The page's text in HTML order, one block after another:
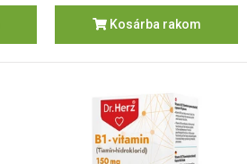
Kosárba rakom